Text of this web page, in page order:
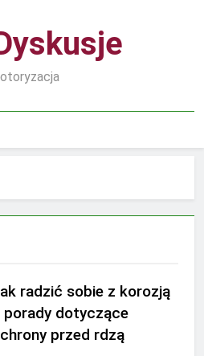
radzić sobie z korozją
porady dotyczące
przed rdzą